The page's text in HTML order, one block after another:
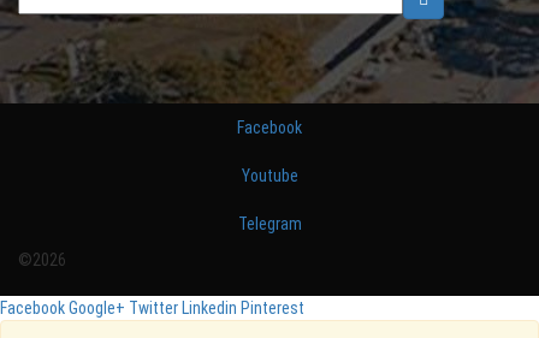
Facebook
Youtube
Telegram
©2026
FacebookGoogle+ Twitter Linkedin Pinterest